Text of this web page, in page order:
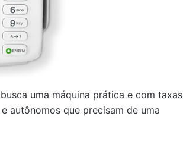
uma máquina prática e com taxas
autônomos que precisam de uma